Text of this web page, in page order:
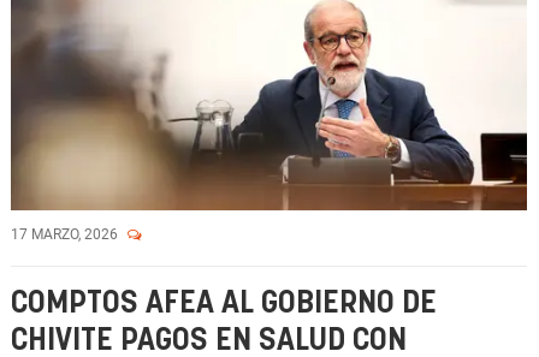
17 MARZO, 2026
COMPTOS AFEA AL GOBIERNO DE
CHIVITE PAGOS EN SALUD CON